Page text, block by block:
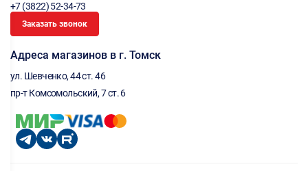
+7 (3822) 52-34-73
Заказать звонок
Адреса магазинов в г. Томск
ул. Шевченко, 44 ст. 46
пр-т Комсомольский, 7 ст. 6